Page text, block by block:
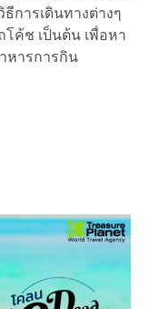
ธีการเดินทางต่างๆ
โค้ช เป็นต้น เพื่อหา
หารการกิน